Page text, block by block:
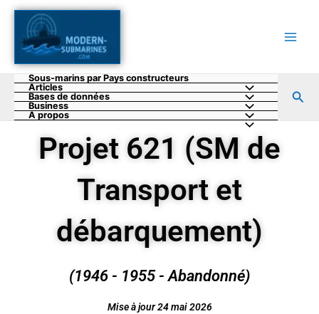
Aller
contenu
Sous-marins par Pays constructeurs
Articles
Bases de données
Business
A propos
Projet 621 (SM de
Transport et
débarquement)
(1946 - 1955 - Abandonné)
Mise à jour 24 mai 2026